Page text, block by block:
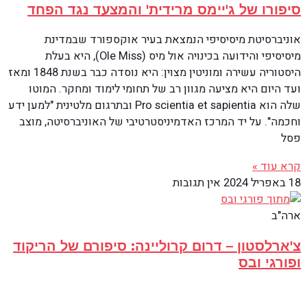
סיפורו של ג'יימס מרידית' והמצעד נגד הפחד
אוניברסיטת מיסיסיפי הנמצאת בעיר אוקספורד שבמדינת
מיסיסיפי והידועה בכינויה אול מיס (Ole Miss), היא בעלת
היסטוריה עשירה ומוניטין מצוין: היא נוסדה כבר בשנת 1848 ומאז
ועד היום היא מציעה מגוון רב של תחומי לימוד ומחקר. המוטו
שלה הוא Pro scientia et sapientia ובתרגום מלטינית "למען ידע
וחכמה". על יד המרכז האדמיניסטרטיבי של האוניברסיטה, מוצב
פסל
קרא עוד »
18 באפריל 2024
אין תגובות
ארה"ב
צ'ארלסטון – דרום קרוליינה: סיפורם של הריקוד
ופורגי ובס